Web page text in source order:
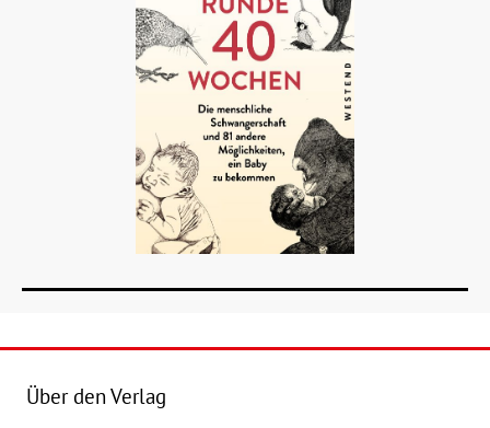
Über den Verlag